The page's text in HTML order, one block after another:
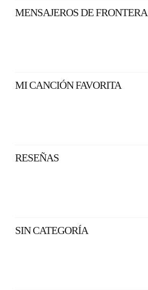
MENSAJEROS DE FRONTERA
MI CANCIÓN FAVORITA
RESEÑAS
SIN CATEGORÍA